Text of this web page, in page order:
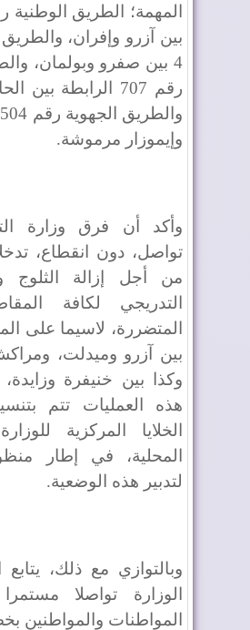
بين آزرو وإفران،
4 بين صفرو وبولمان،
رقم 707 الرابطة
وإيموزار مرموشة.
وأكد أن فرق وزارة
تواصل، دون انقطاع،
من أجل إزالة الثلوج
التدريجي لكافة
المتضررة، لاسيما على
بين آزرو وميدلت،
وكذا بين خنيفرة وزايدة،
هذه العمليات تتم
الخلايا المركزية
المحلية، في إطار
لتدبير هذه الوضعية.
وبالتوازي مع ذلك، يتابع
الوزارة تواصلا
المواطنات والمواطنين